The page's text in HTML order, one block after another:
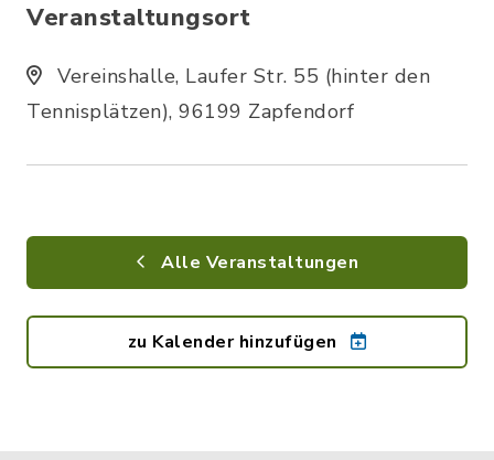
Veranstaltungsort
Vereinshalle, Laufer Str. 55 (hinter den
Tennisplätzen), 96199 Zapfendorf
Alle Veranstaltungen
zu Kalender hinzufügen